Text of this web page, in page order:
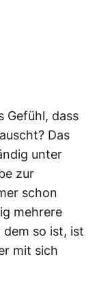
Gefühl, dass
Das
unter
zur
schon
mehrere
dem so ist, ist
mit sich